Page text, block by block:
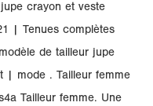
crayon et veste
| Tenues complètes
de tailleur jupe
| mode . Tailleur femme
Tailleur femme. Une